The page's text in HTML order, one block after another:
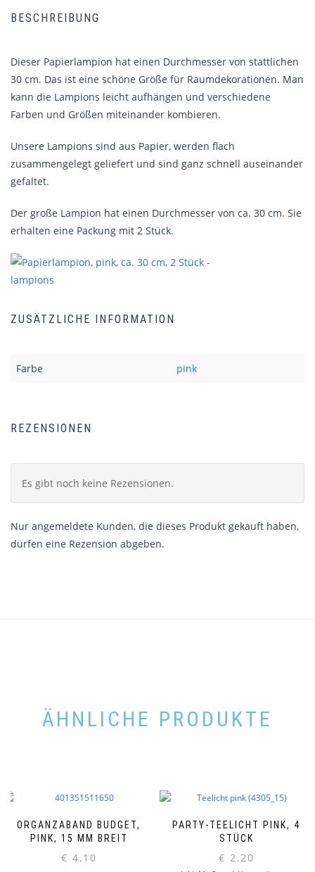
BESCHREIBUNG
Dieser Papierlampion hat einen Durchmesser von stattlichen
30 cm. Das ist eine schöne Größe für Raumdekorationen. Man
kann die Lampions leicht aufhängen und verschiedene
Farben und Größen miteinander kombieren.
Unsere Lampions sind aus Papier, werden flach
zusammengelegt geliefert und sind ganz schnell auseinander
gefaltet.
Der große Lampion hat einen Durchmesser von ca. 30 cm. Sie
erhalten eine Packung mit 2 Stück.
ZUSÄTZLICHE INFORMATION
Farbe pink
REZENSIONEN
Es gibt noch keine Rezensionen.
Nur angemeldete Kunden, die dieses Produkt gekauft haben,
dürfen eine Rezension abgeben.
ÄHNLICHE PRODUKTE
ORGANZABAND BUDGET,
PINK, 15 MM BREIT
€ 4,10
PARTY-TEELICHT PINK, 4
STÜCK
€ 2,20